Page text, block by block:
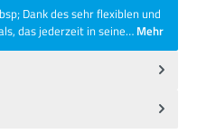
Dank des sehr flexiblen und
das jederzeit in seine… Mehr